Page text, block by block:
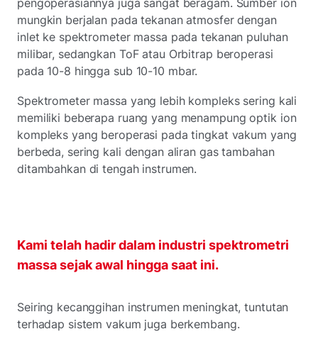
pengoperasiannya juga sangat beragam. Sumber ion
mungkin berjalan pada tekanan atmosfer dengan
inlet ke spektrometer massa pada tekanan puluhan
milibar, sedangkan ToF atau Orbitrap beroperasi
pada 10-8 hingga sub 10-10 mbar.
Spektrometer massa yang lebih kompleks sering kali
memiliki beberapa ruang yang menampung optik ion
kompleks yang beroperasi pada tingkat vakum yang
berbeda, sering kali dengan aliran gas tambahan
ditambahkan di tengah instrumen.
Kami telah hadir dalam industri spektrometri
massa sejak awal hingga saat ini.
Seiring kecanggihan instrumen meningkat, tuntutan
terhadap sistem vakum juga berkembang.